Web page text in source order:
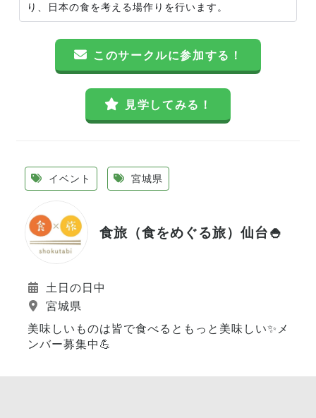
り、日本の食を考える場作りを行います。
このサークルに参加する！
見学してみる！
イベント 宮城県
食旅（食をめぐる旅）仙台🍚
土日の日中
宮城県
美味しいものは皆で食べるともっと美味しい✨メ
ンバー募集中💪